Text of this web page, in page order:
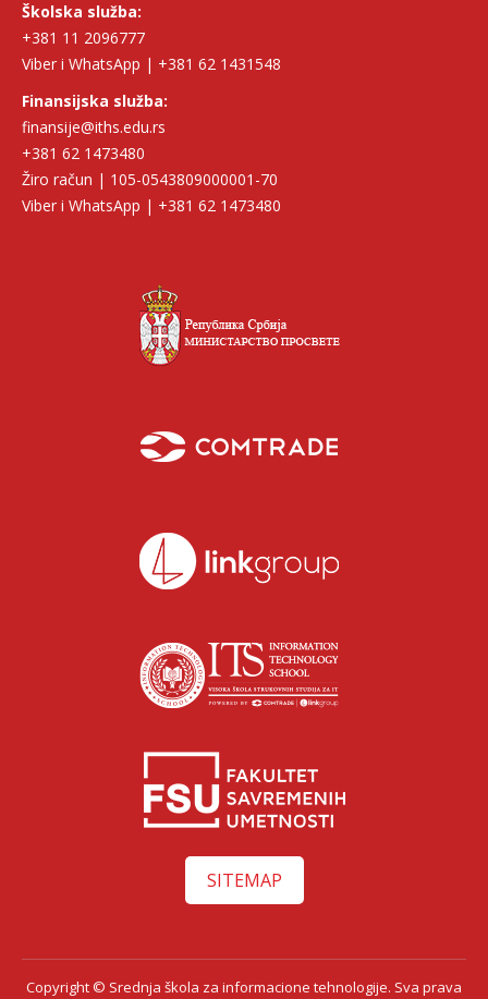
Školska služba:
+381 11 2096777
Viber i WhatsApp | +381 62 1431548
Finansijska služba:
finansije@iths.edu.rs
+381 62 1473480
Žiro račun | 105-0543809000001-70
Viber i WhatsApp | +381 62 1473480
SITEMAP
Copyright © Srednja škola za informacione tehnologije. Sva prava